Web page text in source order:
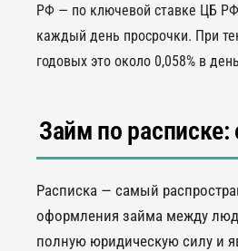
РФ — по ключевой ставке ЦБ
каждый день просрочки. При
годовых это около 0,058% в
Займ по расписке:
Расписка — самый
оформления займа между
полную юридическую силу и